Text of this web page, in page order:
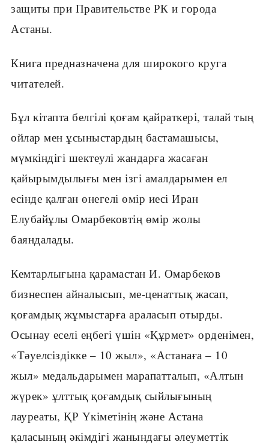
защиты при Правительстве РК и города
Астаны.
Книга предназначена для широкого круга
читателей.
Бұл кітапта белгілі қоғам қайраткері, талай тың
ойлар мен ұсыныстардың бастамашысы,
мүмкіндігі шектеулі жандарға жасаған
қайырымдылығы мен ізгі амалдарымен ел
есінде қалған өнегелі өмір иесі Иран
Елубайұлы Омарбековтің өмір жолы
баяндалады.
Кемтарлығына қарамастан И. Омарбеков
бизнеспен айналысып, ме-ценаттық жасап,
қоғамдық жұмыстарға араласып отырды.
Осынау еселі еңбегі үшін «Құрмет» орденімен,
«Тәуелсіздікке – 10 жыл», «Астанаға – 10
жыл» медальдарымен марапатталып, «Алтын
жүрек» ұлттық қоғамдық сыйлығының
лауреаты, ҚР Үкіметінің және Астана
қаласының әкімдігі жанындағы әлеуметтік